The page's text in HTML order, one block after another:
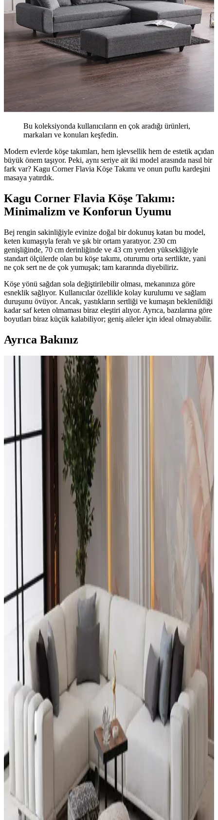
Bu koleksiyonda kullanıcıların en çok aradığı ürünleri,
markaları ve konuları keşfedin.
Modern evlerde köşe takımları, hem işlevsellik hem de estetik açıdan
büyük önem taşıyor. Peki, aynı seriye ait iki model arasında nasıl bir
fark var? Kagu Corner Flavia Köşe Takımı ve onun puflu kardeşini
masaya yatırdık.
Kagu Corner Flavia Köşe Takımı:
Minimalizm ve Konforun Uyumu
Bej rengin sakinliğiyle evinize doğal bir dokunuş katan bu model,
keten kumaşıyla ferah ve şık bir ortam yaratıyor. 230 cm
genişliğinde, 70 cm derinliğinde ve 43 cm yerden yüksekliğiyle
standart ölçülerde olan bu köşe takımı, oturumu orta sertlikte, yani
ne çok sert ne de çok yumuşak; tam kararında diyebiliriz.
Köşe yönü sağdan sola değiştirilebilir olması, mekanınıza göre
esneklik sağlıyor. Kullanıcılar özellikle kolay kurulumu ve sağlam
duruşunu övüyor. Ancak, yastıkların sertliği ve kumaşın beklenildiği
kadar saf keten olmaması biraz eleştiri alıyor. Ayrıca, bazılarına göre
boyutları biraz küçük kalabiliyor; geniş aileler için ideal olmayabilir.
Ayrıca Bakınız
Edsy Home Drog ve Eymense West Köşe Takımı
Karşılaştırması: Tasarım, Konfor ve Dayanıklılık
Analizi
Edsy Home Drog ve Eymense West köşe takımları tasarım,
malzeme ve konfor açısından karşılaştırıldı. Kullanıcı yorumlarıyla
ürünlerin avantajları ve dezavantajları ortaya kondu.
Modern Dayanıklı Köşe Takımları: Estetik ve
Fonksiyonellik Bir Arada
Modern dayanıklı köşe takımları, yüksek kaliteli malzemeleri ve şık
tasarımlarıyla uzun ömür sağlar. Konfor ve bakım kolaylığı sunan
modeller, oturma odası ve ofislerde ideal seçimlerdir.
Belletto Dublin Köşe Takımı Gri: Modern Tasarım
ve Çok Fonksiyonlu Oturma Grubu
Belletto'nun gri renkli, yataklı ve sandıklı Dublin köşe takımı, şık
tasarımı ve fonksiyonelliğiyle yaşam alanlarınıza estetik katıyor,
kolay kullanım ve dayanıklılık sağlıyor.
Wood House Polen Mutfak Köşe Takımı: Modern ve
Şık Tasarımıyla Alanınızı Yenileyin
Wood House Polen köşe takımı, modern evler ve balkonlar için
dayanıklı, şık ve konforlu mobilya seçeneği sunar. Kompakt
tasarımıyla alan tasarrufu sağlar, kolay kurulur ve estetik görünüm
kazandırır.
Viyana Köşe Takımı: Modern Dekorasyon İçin Şık
ve Fonksiyonel Oturma Grubu Seçenekleri
Viyana köşe takımları, modern tasarımı, dayanıklı malzemeleri ve
uygun fiyatlarıyla ev dekorasyonunda ideal seçenekler sunar. Çok
amaçlı kullanım ve çeşitli renk seçenekleriyle yaşam alanlarınızı
zenginleştirir.
Salon Köşe Dekorasyon Ürünleri Trendleri ve Seçim
Rehberi
Modern ve fonksiyonel salon köşe dekorasyon ürünleriyle alanınızı
genişletin ve kişisel tarzınızı yansıtın. Trendler, renkler ve dekoratif
detaylar hakkında detaylı bilgiler burada.
Mutfak Oturma Grupları ve Dekorasyon
Seçenekleri: Modern ve Şık Çözümler